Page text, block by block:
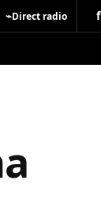
⌁Direct radio f